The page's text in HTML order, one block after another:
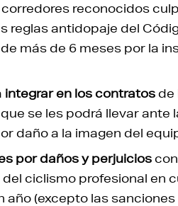
reconocidos
reglas antidopaje del
más de 6 meses por la
integrar en los contratosde
se les podrá llevar ante
daño a la imagen del
por daños y perjuicios
ciclismo profesional en
(excepto las